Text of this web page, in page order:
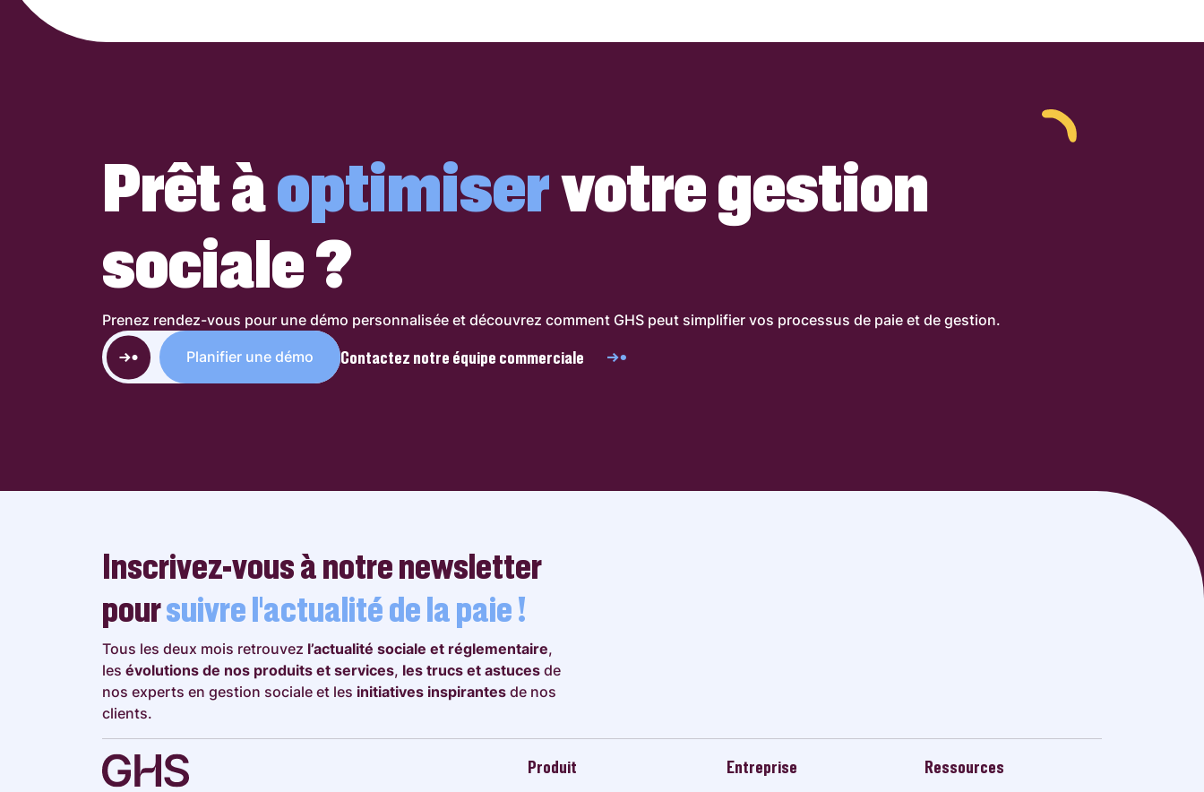
Prêt àoptimiservotre gestion
sociale ?
Prenez rendez-vous pour une démo personnalisée et découvrez comment GHS peut simplifier vos processus de paie et de gestion.
Planifier une démo Contactez notre équipe commerciale
Inscrivez-vous à notre newsletter
poursuivre l’actualité de la paie !
Tous les deux mois retrouvez l’actualité sociale et réglementaire,
les évolutions de nos produits et services, les trucs et astuces de
nos experts en gestion sociale et les initiatives inspirantes de nos
clients.
Produit Entreprise Ressources